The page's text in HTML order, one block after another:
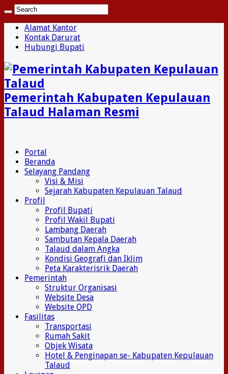
Alamat Kantor
Kontak Darurat
Hubungi Bupati
Pemerintah Kabupaten Kepulauan
Talaud Halaman Resmi
Portal
Beranda
Selayang Pandang
Visi & Misi
Sejarah Kabupaten Kepulauan Talaud
Profil
Profil Bupati
Profil Wakil Bupati
Lambang Daerah
Sambutan Kepala Daerah
Talaud dalam Angka
Kondisi Geografi dan Iklim
Peta Karakterisrik Daerah
Pemerintah
Struktur Organisasi
Website Desa
Website OPD
Fasilitas
Transportasi
Rumah Sakit
Objek Wisata
Hotel & Penginapan se- Kabupaten Kepulauan
Talaud